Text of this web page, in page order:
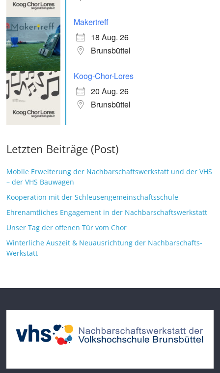
Makertreff
18 Aug. 26
Brunsbüttel
Koog-Chor-Lores
20 Aug. 26
Brunsbüttel
Letzten Beiträge (Post)
Mobile Erweiterung der Nachbarschaftswerkstatt und der VHS
– der VHS Bauwagen
Kooperation mit der Schleusengemeinschaftsschule
Ehrenamtliches Engagement in der Nachbarschaftswerkstatt
Unser Tag der offenen Tür vom Chor
Winterliche Auszeit & Neuausrichtung der Nachbarschafts-
Werkstatt